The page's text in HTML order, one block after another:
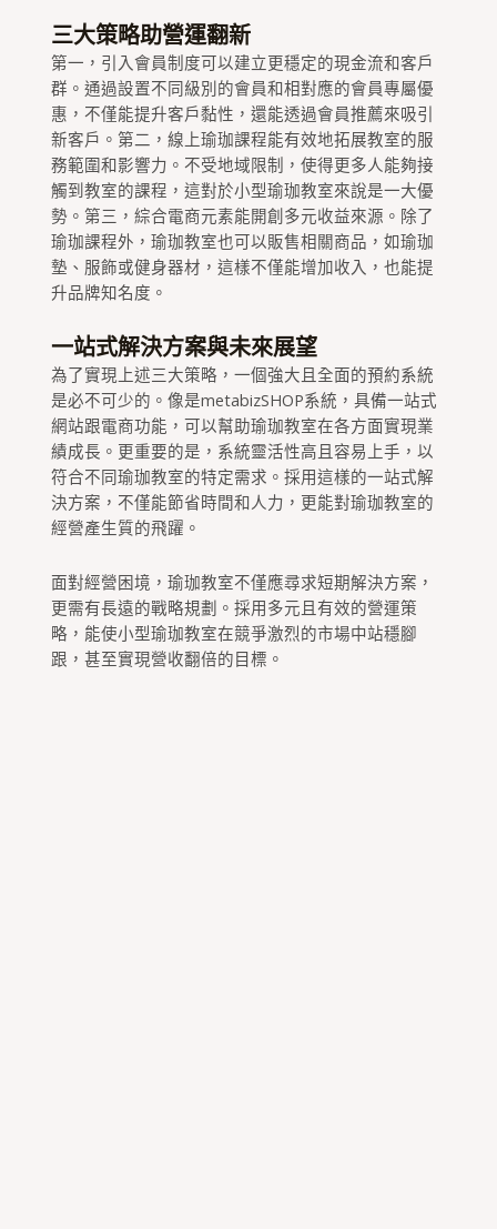
三大策略助營運翻新
第一，引入會員制度可以建立更穩定的現金流和客戶
群。通過設置不同級別的會員和相對應的會員專屬優
惠，不僅能提升客戶黏性，還能透過會員推薦來吸引
新客戶。第二，線上瑜珈課程能有效地拓展教室的服
務範圍和影響力。不受地域限制，使得更多人能夠接
觸到教室的課程，這對於小型瑜珈教室來說是一大優
勢。第三，綜合電商元素能開創多元收益來源。除了
瑜珈課程外，瑜珈教室也可以販售相關商品，如瑜珈
墊、服飾或健身器材，這樣不僅能增加收入，也能提
升品牌知名度。
一站式解決方案與未來展望
為了實現上述三大策略，一個強大且全面的預約系統
是必不可少的。像是metabizSHOP系統，具備一站式
網站跟電商功能，可以幫助瑜珈教室在各方面實現業
績成長。更重要的是，系統靈活性高且容易上手，以
符合不同瑜珈教室的特定需求。採用這樣的一站式解
決方案，不僅能節省時間和人力，更能對瑜珈教室的
經營產生質的飛躍。
面對經營困境，瑜珈教室不僅應尋求短期解決方案，
更需有長遠的戰略規劃。採用多元且有效的營運策
略，能使小型瑜珈教室在競爭激烈的市場中站穩腳
跟，甚至實現營收翻倍的目標。